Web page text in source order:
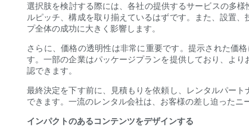
選択肢を検討する際には、各社の提供するサービスの多
ルピッチ、構成を取り揃えているはずです。また、設置
プ全体の成功に大きく影響します。
さらに、価格の透明性は非常に重要です。提示された価
す。一部の企業はパッケージプランを提供しており、よ
認できます。
最終決定を下す前に、見積もりを依頼し、レンタルパー
できます。一流のレンタル会社は、お客様の差し迫った
インパクトのあるコンテンツをデザインする